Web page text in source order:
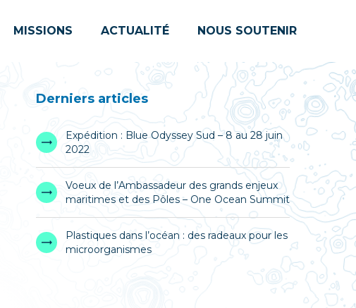
MISSIONS ACTUALITÉ NOUS SOUTENIR
Derniers articles
Expédition : Blue Odyssey Sud – 8 au 28 juin
2022
Voeux de l’Ambassadeur des grands enjeux
maritimes et des Pôles – One Ocean Summit
Plastiques dans l’océan : des radeaux pour les
microorganismes